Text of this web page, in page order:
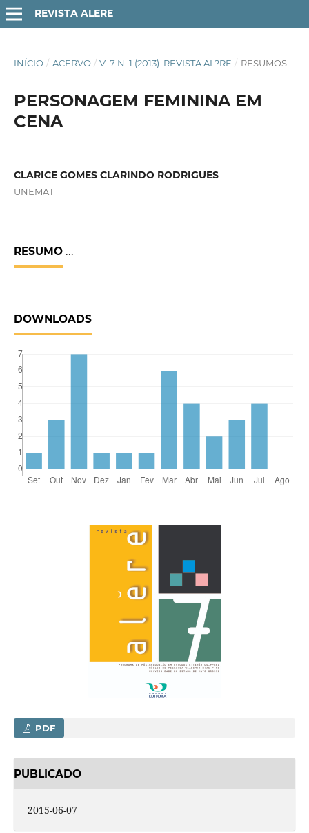
REVISTA ALERE
INÍCIO / ACERVO / V. 7 N. 1 (2013): REVISTA AL?RE / RESUMOS
PERSONAGEM FEMININA EM
CENA
CLARICE GOMES CLARINDO RODRIGUES
UNEMAT
RESUMO...
DOWNLOADS
PDF
PUBLICADO
2015-06-07